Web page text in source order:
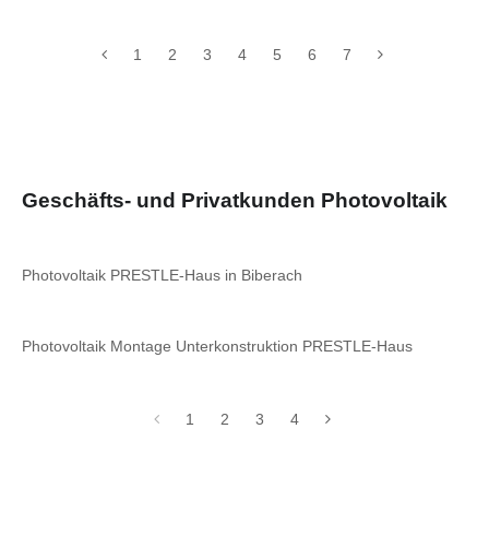
1 2 3 4 5 6 7
Geschäfts- und Privatkunden Photovoltaik
Photovoltaik PRESTLE-Haus in Biberach
Photovoltaik Montage Unterkonstruktion PRESTLE-Haus
1 2 3 4